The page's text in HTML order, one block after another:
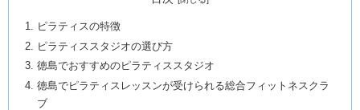
ピラティスの特徴
ピラティススタジオの選び方
徳島でおすすめのピラティススタジオ
徳島でピラティスレッスンが受けられる総合フィットネスクラ
ブ